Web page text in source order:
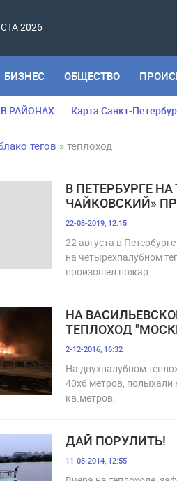
2026
БИЗНЕС ОБЩЕСТВО
В РАЙОНАХ Карта Санкт-
тегов » теплоход
В ПЕТЕРБУРГЕ
ЧАЙКОВСКИЙ»
22-08-2019, 12:15
22 августа в
на четырехпалубном
произошел пожар.
НА
ТЕПЛОХОД
2-12-2016, 16:32
На двухпалубном
40х6 метров,
кв.метров.
ДАЙ ПОРУЛИТЬ!
11-08-2014, 12:55